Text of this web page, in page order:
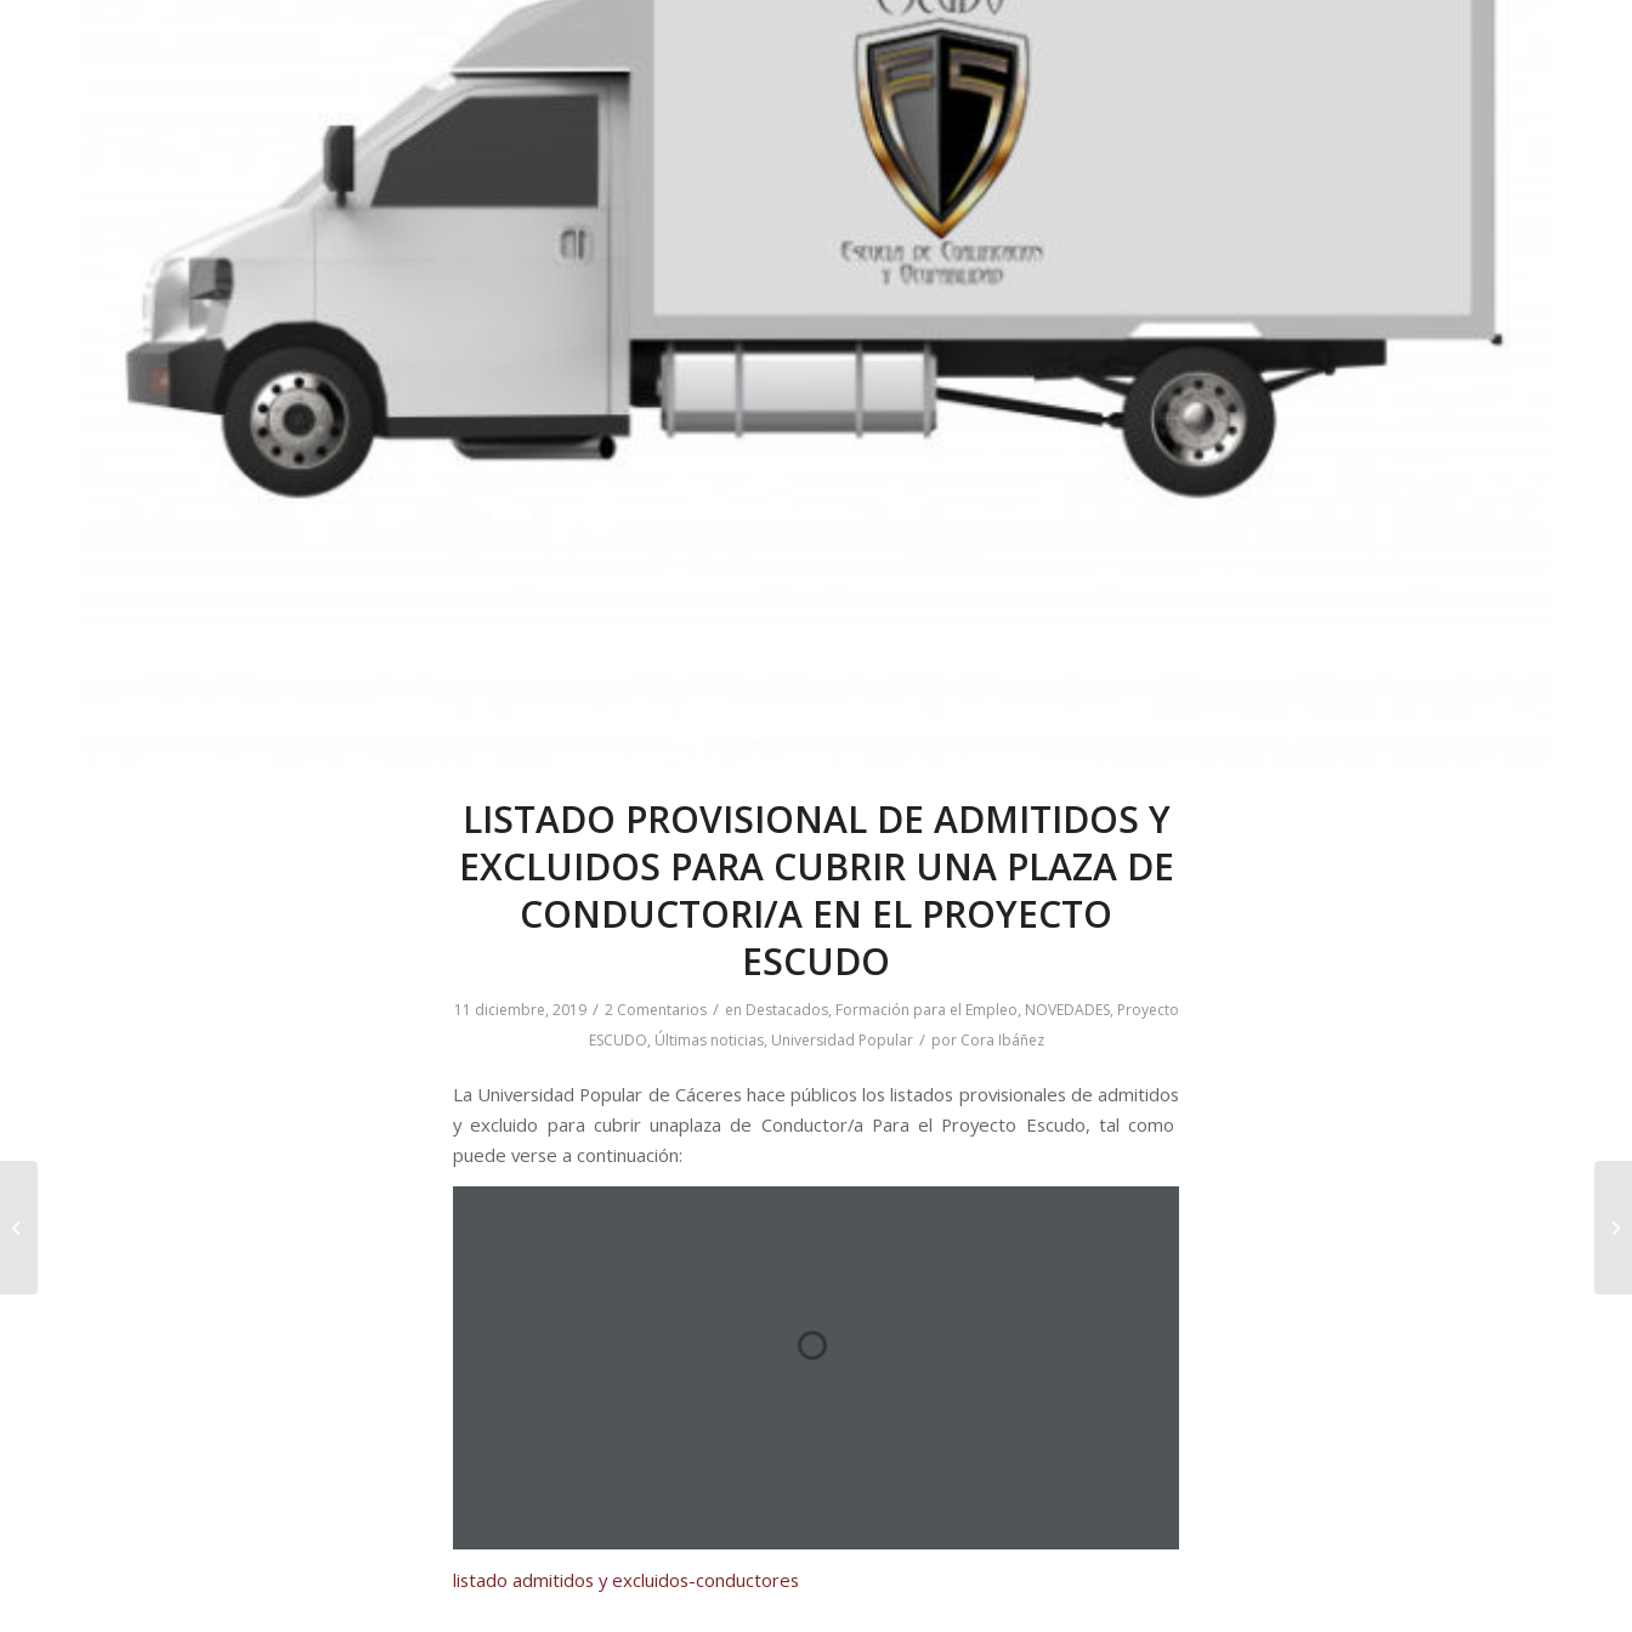
LISTADO PROVISIONAL DE ADMITIDOS Y
EXCLUIDOS PARA CUBRIR UNA PLAZA DE
CONDUCTORI/A EN EL PROYECTO
ESCUDO
11 diciembre, 2019 / 2 Comentarios / en Destacados, Formación para el Empleo, NOVEDADES, Proyecto
ESCUDO, Últimas noticias, Universidad Popular / por Cora Ibáñez
La Universidad Popular de Cáceres hace públicos los listados provisionales de admitidos
y excluido para cubrir unaplaza de Conductor/a Para el Proyecto Escudo, tal como
puede verse a continuación:
listado admitidos y excluidos-conductores